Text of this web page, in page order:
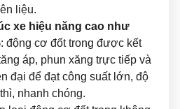
liệu.
xe hiệu năng cao như
: động cơ đốt trong được kết
áp, phun xăng trực tiếp và
đại để đạt công suất lớn, độ
nhanh chóng.